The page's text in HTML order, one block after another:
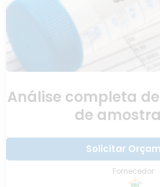
Análise completa
de
Solicitar
Fornecedor: